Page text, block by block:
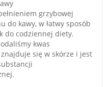
grzybowej
do kawy, w łatwy sposób
do codziennej diety.
kwas
się w skórze i jest